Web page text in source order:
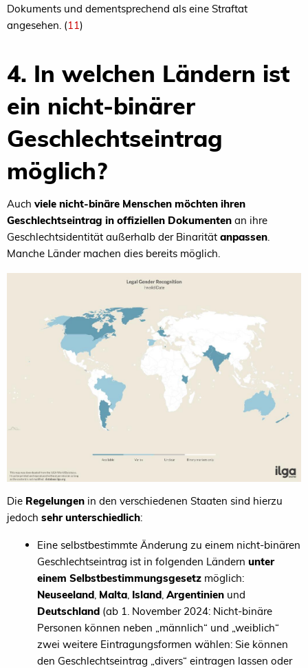
Dokuments und dementsprechend als eine Straftat
angesehen. (11)
4. In welchen Ländern ist
ein nicht-binärer
Geschlechtseintrag
möglich?
Auch viele nicht-binäre Menschen möchten ihren
Geschlechtseintrag in offiziellen Dokumenten an ihre
Geschlechtsidentität außerhalb der Binarität anpassen.
Manche Länder machen dies bereits möglich.
Die Regelungen in den verschiedenen Staaten sind hierzu
jedoch sehr unterschiedlich:
Eine selbstbestimmte Änderung zu einem nicht-binären
Geschlechtseintrag ist in folgenden Ländern unter
einem Selbstbestimmungsgesetz möglich:
Neuseeland Malta Island Argentinien und
Deutschland (ab 1. November 2024: Nicht-binäre
Personen können neben „männlich“ und „weiblich“
zwei weitere Eintragungsformen wählen: Sie können
den Geschlechtseintrag „divers“ eintragen lassen oder